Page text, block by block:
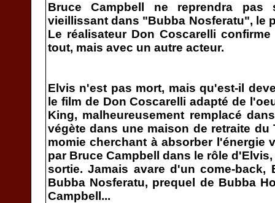
Bruce Campbell ne reprendra
vieillissant dans "Bubba Nosferatu", le
Le réalisateur Don Coscarelli
tout, mais avec un autre acteur.
Elvis n'est pas mort, mais qu'est-il
le film de Don Coscarelli adapté de
King, malheureusement remplacé
végète dans une maison de retraite
momie cherchant à absorber l'énergie
par Bruce Campbell dans le rôle
sortie. Jamais avare d'un come-back,
Bubba Nosferatu, prequel de Bubba
Campbell...